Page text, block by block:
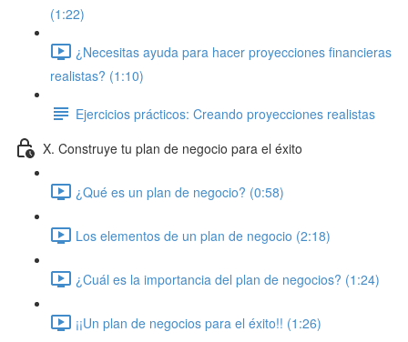
(1:22)
¿Necesitas ayuda para hacer proyecciones financieras
realistas? (1:10)
Ejercicios prácticos: Creando proyecciones realistas
X. Construye tu plan de negocio para el éxito
¿Qué es un plan de negocio? (0:58)
Los elementos de un plan de negocio (2:18)
¿Cuál es la importancia del plan de negocios? (1:24)
¡¡Un plan de negocios para el éxito!! (1:26)